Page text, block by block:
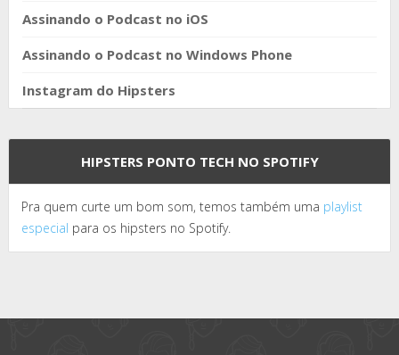
Assinando o Podcast no iOS
Assinando o Podcast no Windows Phone
Instagram do Hipsters
HIPSTERS PONTO TECH NO SPOTIFY
Pra quem curte um bom som, temos também uma playlist
especial para os hipsters no Spotify.